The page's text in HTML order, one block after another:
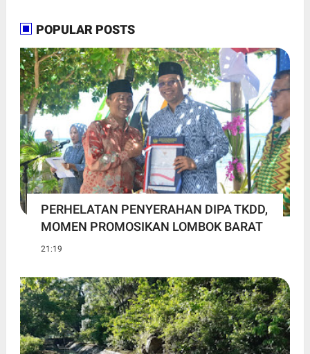
POPULAR POSTS
PERHELATAN PENYERAHAN DIPA TKDD,
MOMEN PROMOSIKAN LOMBOK BARAT
21:19